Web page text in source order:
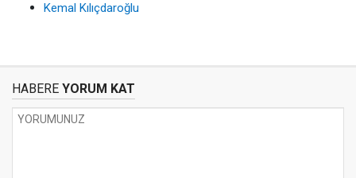
Kemal Kılıçdaroğlu
HABERE YORUM KAT